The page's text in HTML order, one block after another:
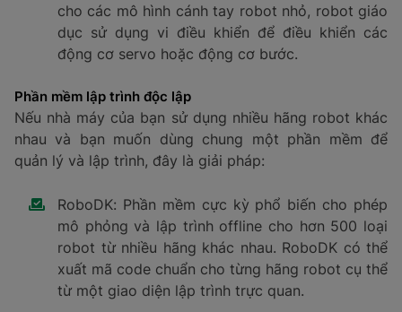
cho các mô hình cánh tay robot nhỏ, robot giáo
dục sử dụng vi điều khiển để điều khiển các
động cơ servo hoặc động cơ bước.
Phần mềm lập trình độc lập
Nếu nhà máy của bạn sử dụng nhiều hãng robot khác
nhau và bạn muốn dùng chung một phần mềm để
quản lý và lập trình, đây là giải pháp:
RoboDK: Phần mềm cực kỳ phổ biến cho phép
mô phỏng và lập trình offline cho hơn 500 loại
robot từ nhiều hãng khác nhau. RoboDK có thể
xuất mã code chuẩn cho từng hãng robot cụ thể
từ một giao diện lập trình trực quan.